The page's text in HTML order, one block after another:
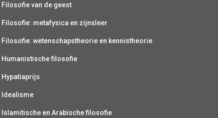
Filosofie van de geest
Filosofie: metafysica en zijnsleer
Filosofie: wetenschapstheorie en kennistheorie
Humanistische filosofie
Hypatiaprijs
Idealisme
Islamitische en Arabische filosofie